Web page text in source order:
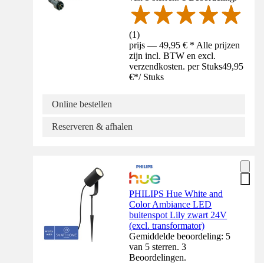
(1)
prijs — 49,95 € * Alle prijzen
zijn incl. BTW en excl.
verzendkosten. per Stuks49,95
€*/ Stuks
Online bestellen
Reserveren & afhalen
PHILIPS Hue White and
Color Ambiance LED
buitenspot Lily zwart 24V
(excl. transformator)
Gemiddelde beoordeling: 5
van 5 sterren. 3
Beoordelingen.